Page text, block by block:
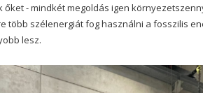
- mindkét megoldás igen
több szélenergiát fog használni a fosszilis
lesz.